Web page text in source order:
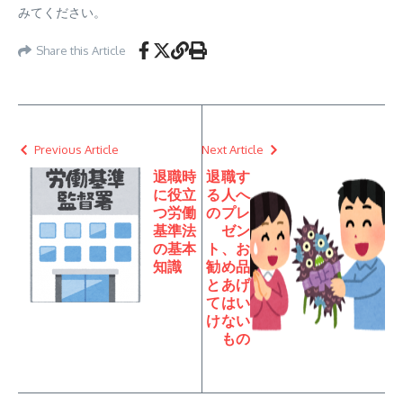
みてください。
Share this Article
Previous Article
退職時
に役立
つ労働
基準法
の基本
知識
Next Article
退職す
る人へ
のプレ
ゼン
ト、お
勧め品
とあげ
てはい
けない
もの